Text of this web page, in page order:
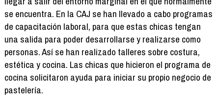
se encuentra. En la CAJ se han llevado a cabo programas
de capacitación laboral, para que estas chicas tengan
una salida para poder desarrollarse y realizarse como
personas. Así se han realizado talleres sobre costura,
estética y cocina. Las chicas que hicieron el programa de
cocina solicitaron ayuda para iniciar su propio negocio de
pastelería.